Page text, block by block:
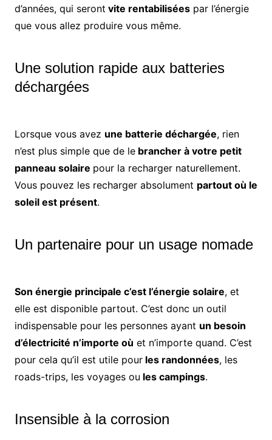
d’années, qui seront vite rentabiliséespar l’énergie
que vous allez produire vous même.
Une solution rapide aux batteries
déchargées
Lorsque vous avez une batterie déchargée, rien
n’est plus simple que de lebrancher à votre petit
panneau solaire pour la recharger naturellement.
Vous pouvez les recharger absolument partout où le
soleil est présent.
Un partenaire pour un usage nomade
Son énergie principale c’est l’énergie solaire, et
elle est disponible partout. C’est donc un outil
indispensable pour les personnes ayant un besoin
d’électricité n’importe où et n’importe quand. C’est
pour cela qu’il est utile pourles randonnées, les
roads-trips, les voyages ou les campings.
Insensible à la corrosion